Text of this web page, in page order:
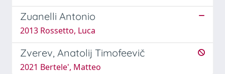
Zuanelli Antonio
2013 Rossetto, Luca
Zverev, Anatolij Timofeevič
2021 Bertele', Matteo